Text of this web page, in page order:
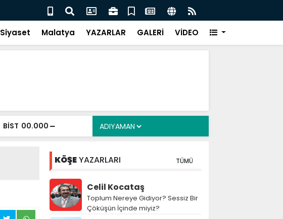
Adıyaman’da evde yılan paniği - Videolu Haber
Siyaset Malatya YAZARLAR GALERİ VİDEO
BİST 00.000
KÖŞEYAZARLARI TÜMÜ
Celil Kocataş
Toplum Nereye Gidiyor? Sessiz Bir
Çöküşün İçinde miyiz?